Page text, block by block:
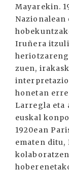
Mayarekin.
Nazionalean
Iruñera
zuen,
honetan
Larregla eta
euskal
1920ean
ematen